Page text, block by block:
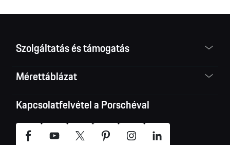
Szolgáltatás és támogatás
Mérettáblázat
Kapcsolatfelvétel a Porschéval